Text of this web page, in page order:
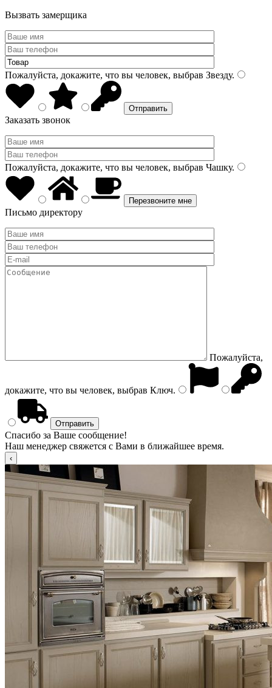
Вызвать замерщика
Пожалуйста, докажите, что вы человек, выбрав Звезду.
Заказать звонок
Пожалуйста, докажите, что вы человек, выбрав Чашку.
Письмо директору
Пожалуйста,
докажите, что вы человек, выбрав Ключ.
Спасибо за Ваше сообщение!
Наш менеджер свяжется с Вами в ближайшее время.